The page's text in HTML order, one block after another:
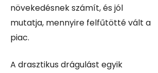
növekedésnek számít, és jól
mutatja, mennyire felfűtötté vált a
piac.
A drasztikus drágulást egyik